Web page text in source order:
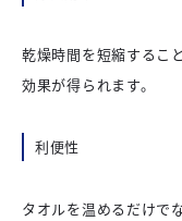
乾燥時間を短縮するこ
効果が得られます。
利便性
タオルを温めるだけで